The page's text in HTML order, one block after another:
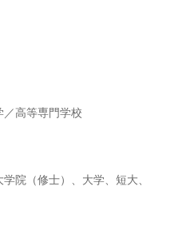
高等専門学校
院（修士）、大学、短大、